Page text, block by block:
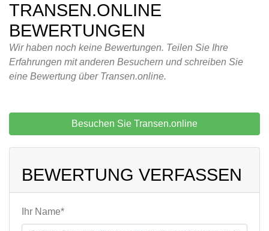
TRANSEN.ONLINE
BEWERTUNGEN
Wir haben noch keine Bewertungen. Teilen Sie Ihre
Erfahrungen mit anderen Besuchern und schreiben Sie
eine Bewertung über Transen.online.
Besuchen Sie Transen.online
BEWERTUNG VERFASSEN
Ihr Name*